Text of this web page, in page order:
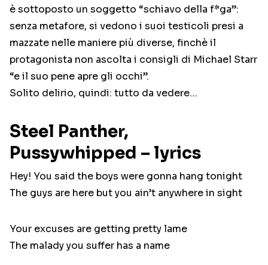
è sottoposto un soggetto “schiavo della f*ga”:
senza metafore, si vedono i suoi testicoli presi a
mazzate nelle maniere più diverse, finchè il
protagonista non ascolta i consigli di Michael Starr
“e il suo pene apre gli occhi”.
Solito delirio, quindi: tutto da vedere…
Steel Panther,
Pussywhipped – lyrics
Hey! You said the boys were gonna hang tonight
The guys are here but you ain’t anywhere in sight
Your excuses are getting pretty lame
The malady you suffer has a name